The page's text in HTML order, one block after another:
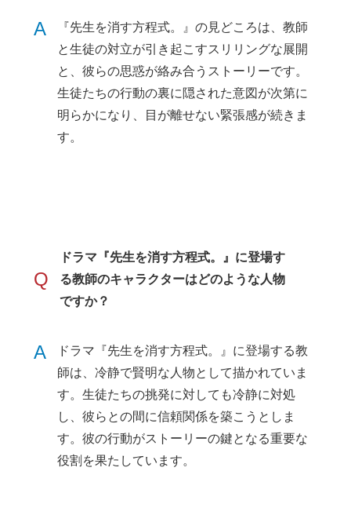
A
『先生を消す方程式。』の見どころは、教師
と生徒の対立が引き起こすスリリングな展開
と、彼らの思惑が絡み合うストーリーです。
生徒たちの行動の裏に隠された意図が次第に
明らかになり、目が離せない緊張感が続きま
す。
Q
ドラマ『先生を消す方程式。』に登場す
る教師のキャラクターはどのような人物
ですか？
A
ドラマ『先生を消す方程式。』に登場する教
師は、冷静で賢明な人物として描かれていま
す。生徒たちの挑発に対しても冷静に対処
し、彼らとの間に信頼関係を築こうとしま
す。彼の行動がストーリーの鍵となる重要な
役割を果たしています。